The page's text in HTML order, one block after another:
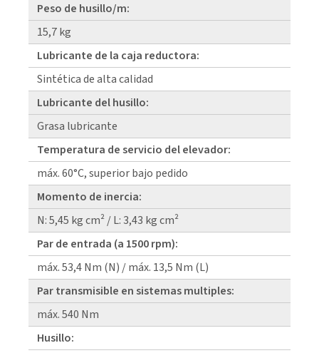
Peso de husillo/m:
15,7 kg
Lubricante de la caja reductora:
Sintética de alta calidad
Lubricante del husillo:
Grasa lubricante
Temperatura de servicio del elevador:
máx. 60°C, superior bajo pedido
Momento de inercia:
N: 5,45 kg cm² / L: 3,43 kg cm²
Par de entrada (a 1500 rpm):
máx. 53,4 Nm (N) / máx. 13,5 Nm (L)
Par transmisible en sistemas multiples:
máx. 540 Nm
Husillo: